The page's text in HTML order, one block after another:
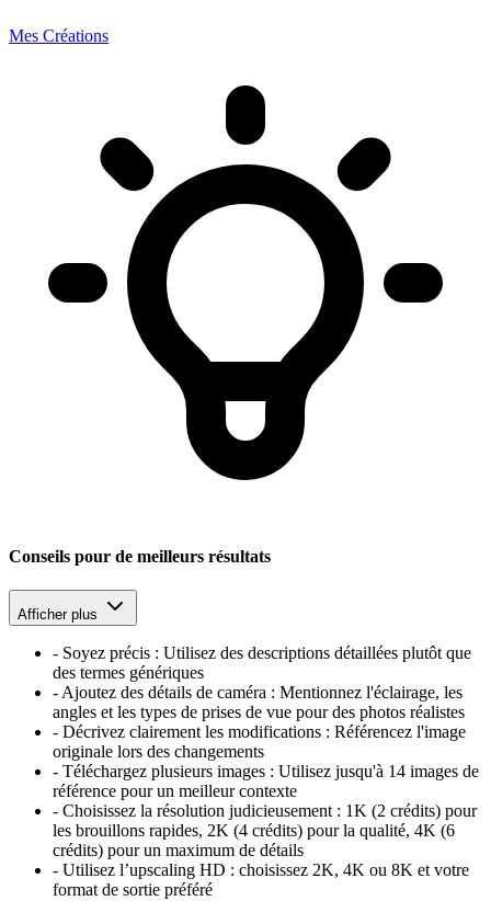
Mes Créations
Conseils pour de meilleurs résultats
Afficher plus
- Soyez précis : Utilisez des descriptions détaillées plutôt que
des termes génériques
- Ajoutez des détails de caméra : Mentionnez l'éclairage, les
angles et les types de prises de vue pour des photos réalistes
- Décrivez clairement les modifications : Référencez l'image
originale lors des changements
- Téléchargez plusieurs images : Utilisez jusqu'à 14 images de
référence pour un meilleur contexte
- Choisissez la résolution judicieusement : 1K (2 crédits) pour
les brouillons rapides, 2K (4 crédits) pour la qualité, 4K (6
crédits) pour un maximum de détails
- Utilisez l’upscaling HD : choisissez 2K, 4K ou 8K et votre
format de sortie préféré